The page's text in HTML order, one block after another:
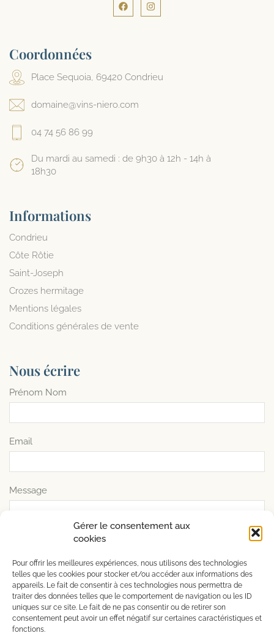
Gérer le consentement aux
cookies
Pour offrir les meilleures expériences, nous utilisons des technologies
telles que les cookies pour stocker et/ou accéder aux informations des
appareils. Le fait de consentir à ces technologies nous permettra de
traiter des données telles que le comportement de navigation ou les ID
uniques sur ce site. Le fait de ne pas consentir ou de retirer son
consentement peut avoir un effet négatif sur certaines caractéristiques et
fonctions.
Coordonnées
Place Sequoia, 69420 Condrieu
domaine@vins-niero.com
04 74 56 86 99
Du mardi au samedi : de 9h30 à 12h - 14h à
18h30
Informations
Condrieu
Côte Rôtie
Saint-Joseph
Crozes hermitage
Mentions légales
Conditions générales de vente
Nous écrire
Prénom Nom
Email
Message